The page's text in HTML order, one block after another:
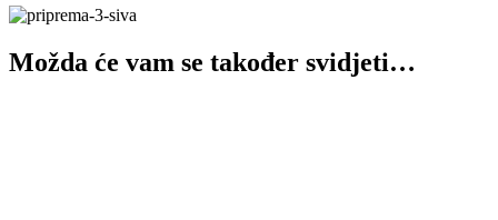
Možda će vam se također svidjeti…